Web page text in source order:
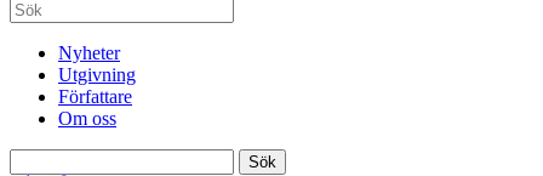
Nyheter
Utgivning
Författare
Om oss